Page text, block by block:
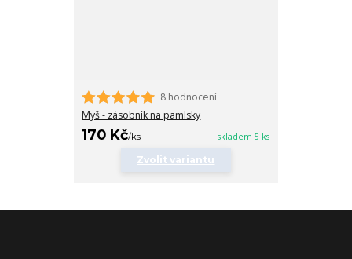
8 hodnocení
Myš - zásobník na pamlsky
170 Kč/ks skladem 5 ks
Zvolit variantu